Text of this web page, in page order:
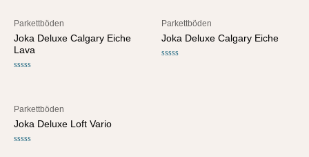
Parkettböden
Joka Deluxe Calgary Eiche
Lava
5
Parkettböden
Joka Deluxe Calgary Eiche
Parkettböden
Joka Deluxe Loft Vario